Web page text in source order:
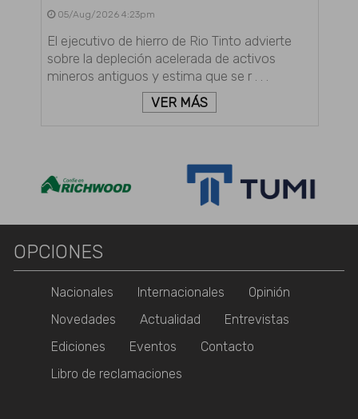
05/Aug/2026 4:23pm
El ejecutivo de hierro de Rio Tinto advierte
sobre la depleción acelerada de activos
mineros antiguos y estima que se r . . .
VER MÁS
OPCIONES
Nacionales Internacionales
Opinión
Novedades
Actualidad
Entrevistas
Ediciones
Eventos
Contacto
Libro de reclamaciones